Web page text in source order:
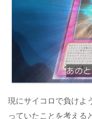
現にサイコロで負けよ
っていたことを考える